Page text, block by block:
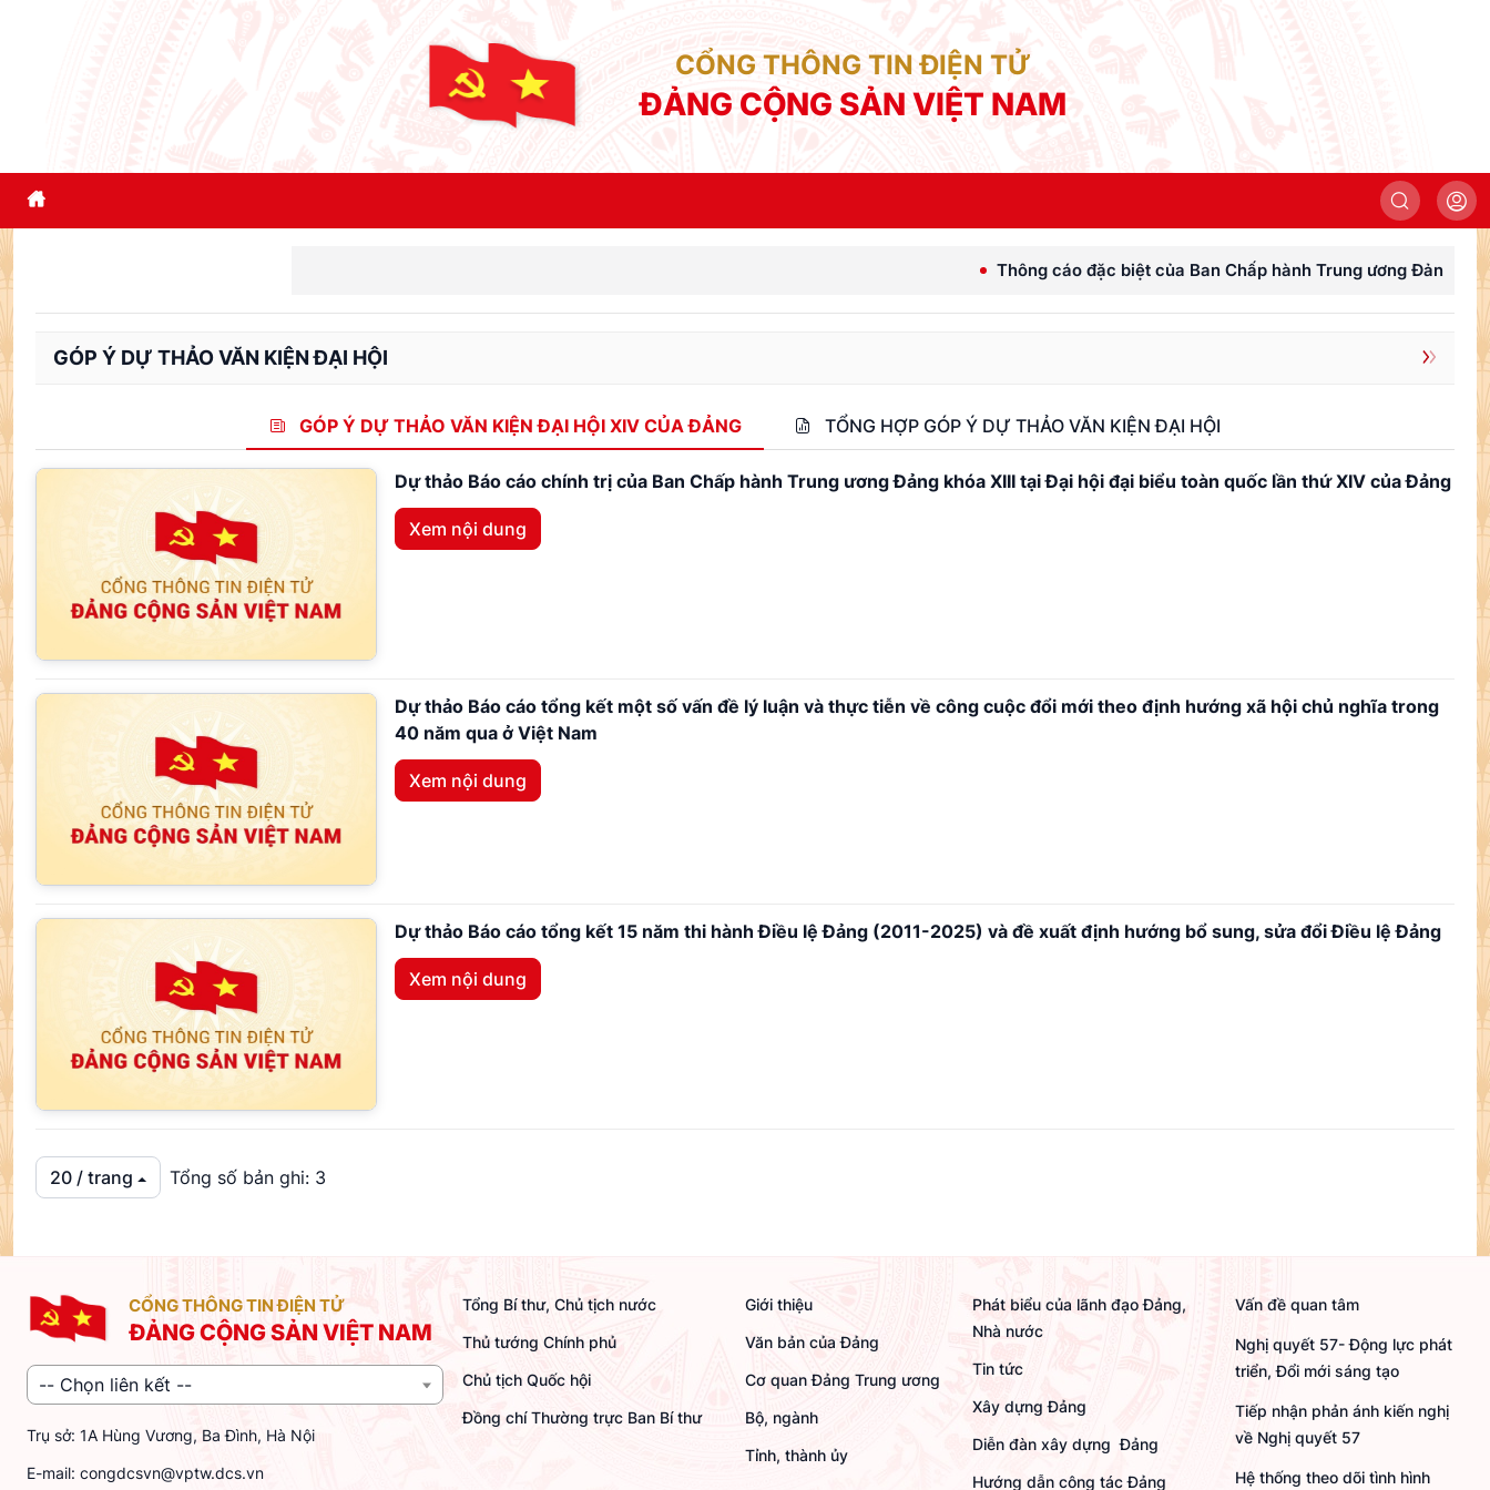
CỔNG THÔNG TIN ĐIỆN TỬ
ĐẢNG CỘNG SẢN VIỆT NAM
Thông cáo đặc biệt của Ban Chấp hành Trung ương Đảng Cộng
GÓP Ý DỰ THẢO VĂN KIỆN ĐẠI HỘI
GÓP Ý DỰ THẢO VĂN KIỆN ĐẠI HỘI XIV CỦA ĐẢNG TỔNG HỢP GÓP Ý DỰ THẢO VĂN KIỆN ĐẠI HỘI
Dự thảo Báo cáo chính trị của Ban Chấp hành Trung ương Đảng khóa XIII tại Đại hội đại biểu toàn quốc lần thứ XIV của Đảng
Xem nội dung
Dự thảo Báo cáo tổng kết một số vấn đề lý luận và thực tiễn về công cuộc đổi mới theo định hướng xã hội chủ nghĩa trong
40 năm qua ở Việt Nam
Xem nội dung
Dự thảo Báo cáo tổng kết 15 năm thi hành Điều lệ Đảng (2011-2025) và đề xuất định hướng bổ sung, sửa đổi Điều lệ Đảng
Xem nội dung
20 / trang Tổng số bản ghi: 3
CỔNG THÔNG TIN ĐIỆN TỬ
ĐẢNG CỘNG SẢN VIỆT NAM
-- Chọn liên kết --
Trụ sở: 1A Hùng Vương, Ba Đình, Hà Nội
E-mail: congdcsvn@vptw.dcs.vn
Tổng Bí thư, Chủ tịch nước
Thủ tướng Chính phủ
Chủ tịch Quốc hội
Đồng chí Thường trực Ban Bí thư
Giới thiệu
Văn bản của Đảng
Cơ quan Đảng Trung ương
Bộ, ngành
Tỉnh, thành ủy
Phát biểu của lãnh đạo Đảng,
Nhà nước
Tin tức
Xây dựng Đảng
Diễn đàn xây dựng Đảng
Hướng dẫn công tác Đảng
Vấn đề quan tâm
Nghị quyết 57- Động lực phát
triển, Đổi mới sáng tạo
Tiếp nhận phản ánh kiến nghị
về Nghị quyết 57
Hệ thống theo dõi tình hình